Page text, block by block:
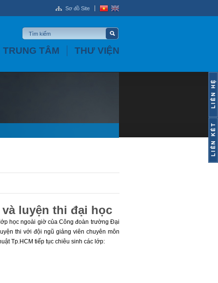
Sơ đồ Site
THƯ VIỆN
TRUNG TÂM
luyện thi đại học
học ngoài giờ của Công đoàn trường Đại
thi với đội ngũ giảng viên chuyên môn
Tp.HCM tiếp tục chiêu sinh các lớp: